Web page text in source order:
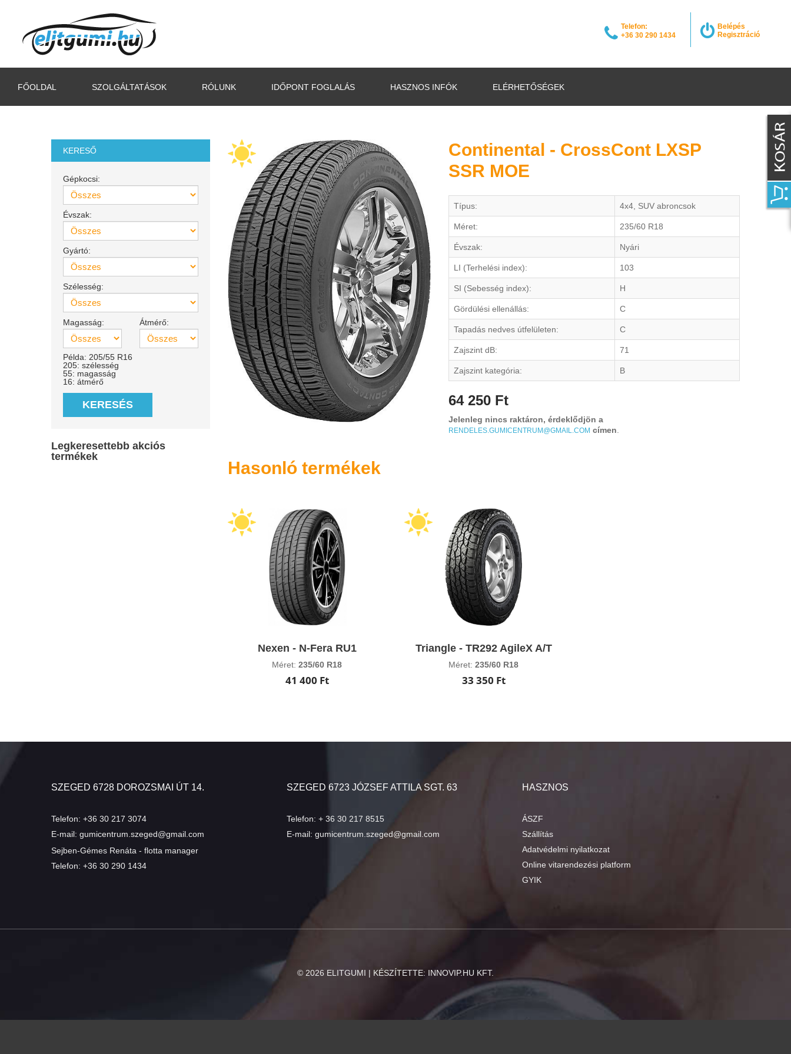
Belépés
Regisztráció
Telefon:
+36 30 290 1434
FŐOLDAL SZOLGÁLTATÁSOK RÓLUNK IDŐPONT FOGLALÁS HASZNOS INFÓK ELÉRHETŐSÉGEK
KERESŐ
Gépkocsi:
Évszak:
Gyártó:
Szélesség:
Magasság: Átmérő:
Példa: 205/55 R16
205: szélesség
55: magasság
16: átmérő
KERESÉS
Legkeresettebb akciós
termékek
Continental - CrossCont LXSP
SSR MOE
Típus: 4x4, SUV abroncsok
Méret: 235/60 R18
Évszak: Nyári
LI (Terhelési index): 103
SI (Sebesség index): H
Gördülési ellenállás: C
Tapadás nedves útfelületen: C
Zajszint dB: 71
Zajszint kategória: B
64 250 Ft
Jelenleg nincs raktáron, érdeklődjön a
RENDELES.GUMICENTRUM@GMAIL.COM címen
Hasonló termékek
Nexen - N-Fera RU1
Méret:235/60 R18
41 400 Ft
Triangle - TR292 AgileX A/T
Méret:235/60 R18
33 350 Ft
SZEGED 6728 DOROZSMAI ÚT 14.
Telefon: +36 30 217 3074
E-mail: gumicentrum.szeged@gmail.com
Sejben-Gémes Renáta - flotta manager
Telefon: +36 30 290 1434
SZEGED 6723 JÓZSEF ATTILA SGT. 63
Telefon: + 36 30 217 8515
E-mail: gumicentrum.szeged@gmail.com
HASZNOS
ÁSZF
Szállítás
Adatvédelmi nyilatkozat
Online vitarendezési platform
GYIK
© 2026 ELITGUMI | KÉSZÍTETTE: INNOVIP.HU KFT.